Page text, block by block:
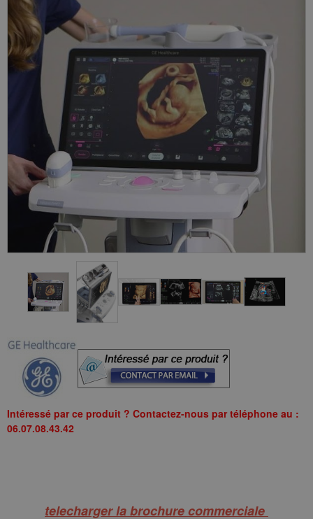
Intéressé par ce produit ? Contactez-nous par téléphone au :
06.07.08.43.42
telecharger la brochure commerciale